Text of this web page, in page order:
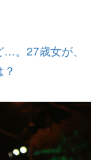
。27歳女が、